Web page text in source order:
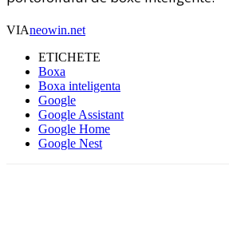
VIAneowin.net
ETICHETE
Boxa
Boxa inteligenta
Google
Google Assistant
Google Home
Google Nest